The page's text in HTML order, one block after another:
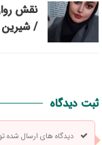
نقش
/
ثبت دیدگاه
دیدگاه های ارسال شده